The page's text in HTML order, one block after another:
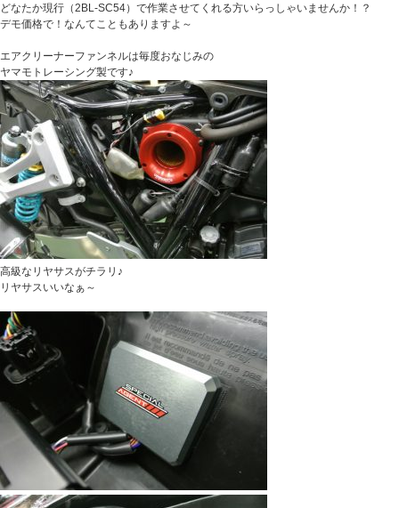
どなたか現行（2BL-SC54）で作業させてくれる方いらっしゃいませんか！？
デモ価格で！なんてこともありますよ～
エアクリーナーファンネルは毎度おなじみの
ヤマモトレーシング製です♪
高級なリヤサスがチラリ♪
リヤサスいいなぁ～